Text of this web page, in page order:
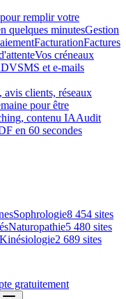
remplir votre
quelques minutesGestion
FacturationFactures
Vos créneaux
SMS et e-mails
avis clients, réseaux
pour être
contenu IAAudit
en 60 secondes
Sophrologie8 454 sites
Naturopathie5 480 sites
Kinésiologie2 689 sites
gratuitement